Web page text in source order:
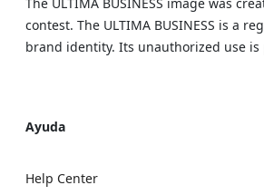
contest. The ULTIMA BUSINESS is a
brand identity. Its unauthorized use
Ayuda
Help Center